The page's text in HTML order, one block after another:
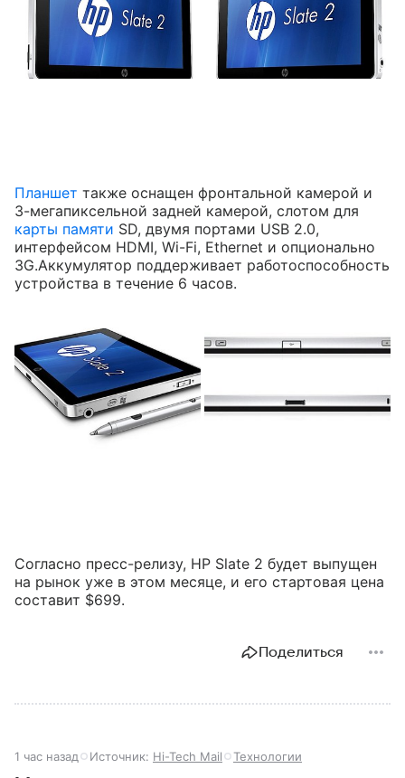
Планшет также оснащен фронтальной камерой и
3-мегапиксельной задней камерой, слотом для
карты памяти SD, двумя портами USB 2.0,
интерфейсом HDMI, Wi-Fi, Ethernet и опционально
3G.Аккумулятор поддерживает работоспособность
устройства в течение 6 часов.
Согласно пресс-релизу, HP Slate 2 будет выпущен
на рынок уже в этом месяце, и его стартовая цена
составит $699.
Поделиться
1 час назад Источник: Hi-Tech Mail Технологии